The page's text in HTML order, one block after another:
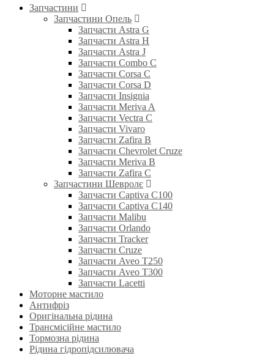
Запчастини
Запчастини Опель
Запчасти Astra G
Запчасти Astra H
Запчасти Astra J
Запчасти Combo C
Запчасти Corsa C
Запчасти Corsa D
Запчасти Insignia
Запчасти Meriva A
Запчасти Vectra C
Запчасти Vivaro
Запчасти Zafira B
Запчасти Chevrolet Cruze
Запчасти Meriva B
Запчасти Zafira C
Запчастини Шевролє
Запчасти Captiva C100
Запчасти Captiva C140
Запчасти Malibu
Запчасти Orlando
Запчасти Tracker
Запчасти Cruze
Запчасти Aveo T250
Запчасти Aveo T300
Запчасти Lacetti
Моторне мастило
Антифріз
Оригінальна рідина
Трансмісійне мастило
Тормозна рідина
Рідина гідропідсилювача